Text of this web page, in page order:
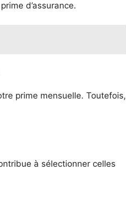
d’assurance.
prime mensuelle. Toutefois,
à sélectionner celles